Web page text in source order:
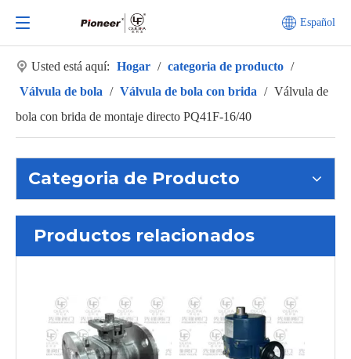
Español
Usted está aquí: Hogar / categoria de producto /
Válvula de bola / Válvula de bola con brida / Válvula de
bola con brida de montaje directo PQ41F-16/40
Categoria de Producto
Productos relacionados